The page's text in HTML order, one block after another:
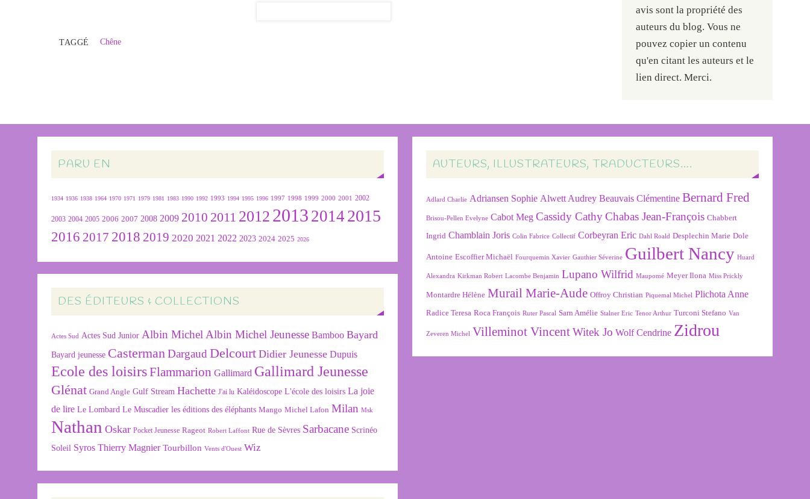
TAGGÉ Chêne
avis sont la propriété des
auteurs du blog. Vous ne
pouvez copier un contenu
qu'en citant les auteurs et le
lien direct. Merci.
PARU EN
1934 1936 1938 1964 1970 1971 1979 1981 1983 1990 1992 1993 1994 1995 1996 1997 1998 1999 2000 2001 2002
2003 2004 2005 2006 2007 2008 2009 2010 2011 2012 2013 2014 2015
2016 2017 2018 2019 2020 2021 2022 2023 2024 2025 2026
DES ÉDITEURS & COLLECTIONS
Actes Sud Actes Sud Junior Albin Michel Albin Michel Jeunesse Bamboo Bayard
Bayard jeunesse CastermanDargaud Delcourt Didier Jeunesse Dupuis
Ecole des loisirsFlammarion Gallimard Gallimard Jeunesse
Glénat Grand Angle Gulf Stream Hachette J'ai lu Kaléidoscope L'école des loisirs La joie
de lire Le Lombard Le Muscadier les éditions des éléphants Mango Michel Lafon Milan Msk
Nathan Oskar Pocket Jeunesse Rageot Robert Laffont Rue de Sèvres Sarbacane Scrinéo
Soleil Syros Thierry Magnier Tourbillon Vents d'Ouest Wiz
AUTEURS, ILLUSTRATEURS, TRADUCTEURS….
Adlard Charlie Adriansen Sophie Alwett Audrey Beauvais Clémentine Bernard Fred
Brisou-Pellen Evelyne Cabot Meg Cassidy Cathy Chabas Jean-François Chabbert
Ingrid Chamblain Joris Colin Fabrice Collectif Corbeyran Eric Dahl Roald Desplechin Marie Dole
Antoine Escoffier Michaël Fourquemin Xavier Gauthier Séverine Guilbert Nancy Huard
Alexandra Kirkman Robert Lacombe Benjamin Lupano Wilfrid Maupomé Meyer Ilona Miss Prickly
Montardre Hélène Murail Marie-Aude Offroy Christian Piquemal Michel Plichota Anne
Radice Teresa Roca François Ruter Pascal Sarn Amélie Stalner Eric Tenor Arthur Turconi Stefano Van
Zeveren Michel Villeminot Vincent Witek Jo Wolf Cendrine Zidrou